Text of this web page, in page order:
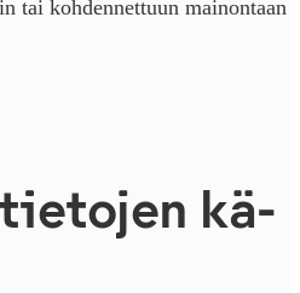
tai kohdennettuun mainontaan
kä­